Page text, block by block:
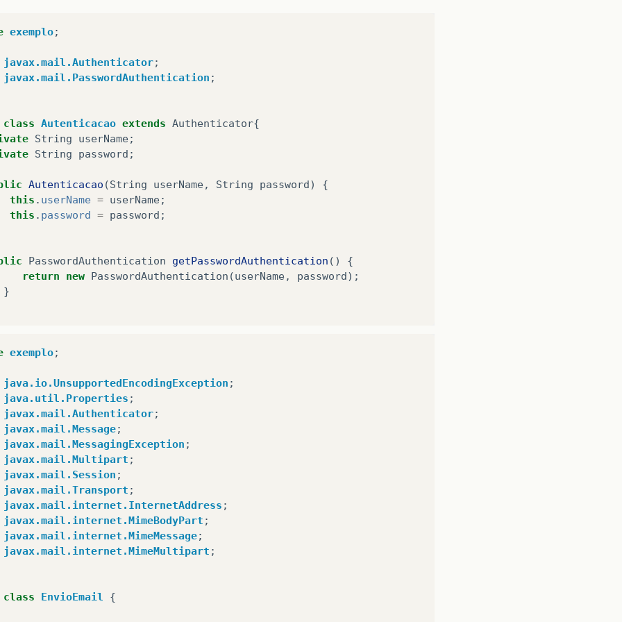
ServletException, IOException
processRequest(request, response );
a short description of the servlet.
return
"Short description";
</editor-fold>
exemplo;
javax.mail.Authenticator;
javax.mail.PasswordAuthentication ;
class Autenticacao extends Authenticator{
String userName;
String password ;
Autenticacao (String userName, String password)
{
this . userName = userName;
this . password = password ;
PasswordAuthentication getPasswordAuthentication ()
{
return
new PasswordAuthentication (userName, password);
}
exemplo;
java.io.UnsupportedEncodingException ;
java.util.Properties ;
javax.mail.Authenticator;
javax.mail.Message;
javax.mail.MessagingException ;
javax.mail.Multipart ;
javax.mail.Session ;
javax.mail.Transport ;
javax.mail.internet.InternetAddress ;
javax.mail.internet.MimeBodyPart ;
javax.mail.internet.MimeMessage;
javax.mail.internet.MimeMultipart ;
class EnvioEmail {